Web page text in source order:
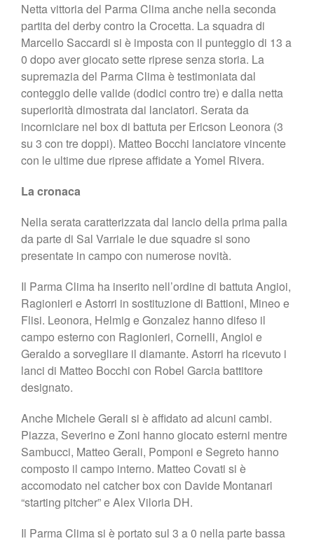
Netta vittoria del Parma Clima anche nella seconda
partita del derby contro la Crocetta. La squadra di
Marcello Saccardi si è imposta con il punteggio di 13 a
0 dopo aver giocato sette riprese senza storia. La
supremazia del Parma Clima è testimoniata dal
conteggio delle valide (dodici contro tre) e dalla netta
superiorità dimostrata dai lanciatori. Serata da
incorniciare nel box di battuta per Ericson Leonora (3
su 3 con tre doppi). Matteo Bocchi lanciatore vincente
con le ultime due riprese affidate a Yomel Rivera.
La cronaca
Nella serata caratterizzata dal lancio della prima palla
da parte di Sal Varriale le due squadre si sono
presentate in campo con numerose novità.
Il Parma Clima ha inserito nell’ordine di battuta Angioi,
Ragionieri e Astorri in sostituzione di Battioni, Mineo e
Flisi. Leonora, Helmig e Gonzalez hanno difeso il
campo esterno con Ragionieri, Cornelli, Angioi e
Geraldo a sorvegliare il diamante. Astorri ha ricevuto i
lanci di Matteo Bocchi con Robel Garcia battitore
designato.
Anche Michele Gerali si è affidato ad alcuni cambi.
Piazza, Severino e Zoni hanno giocato esterni mentre
Sambucci, Matteo Gerali, Pomponi e Segreto hanno
composto il campo interno. Matteo Covati si è
accomodato nel catcher box con Davide Montanari
“starting pitcher” e Alex Viloria DH.
Il Parma Clima si è portato sul 3 a 0 nella parte bassa